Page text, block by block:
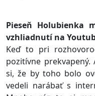
Pieseň Holubienka
vzhliadnutí na
Keď to pri
pozitívne
si, že by toho bolo
vedeli narábať s